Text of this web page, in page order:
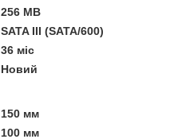
256 MB
SATA III (SATA/600)
36 міс
Новий
150 мм
100 мм